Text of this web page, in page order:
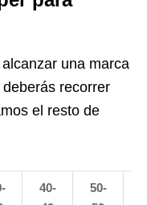
una marca
recorrer
el resto de
40-
50-